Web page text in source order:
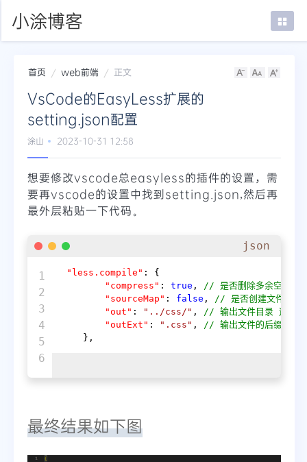
小涂博客
在线SSH
mTab书签
首页 web前端 正文
VsCode的EasyLess扩展的
setting.json配置
涂山 2023-10-31 12:58
想要修改vscode总easyless的插件的设置，需
要再vscode的设置中找到setting.json,然后再
最外层粘贴一下代码。
json
1
2
3
4
5
"less.compile" :
{
"compress" : true ,
// 是否删除多余空白字
"sourceMap" : false ,
// 是否创建文件目录
"out" : "../css/" ,
// 输出文件目录 这里为
"outExt" : ".css" ,
// 输出文件的后缀,默
} ,
最终结果如下图